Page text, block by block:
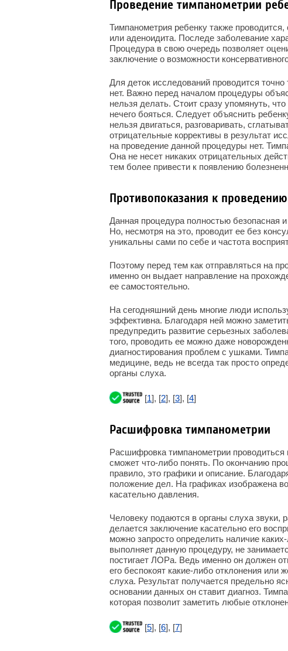
Проведение тимпанометрии
Тимпанометрия ребенку также
или аденоидита. Последе заболевание
Процедура в свою очередь позволяет
заключение о возможности
Для деток исследований проводится
нет. Важно перед началом процедуры
нельзя делать. Стоит сразу упомянуть,
нечего бояться. Следует объяснить
нельзя двигаться, разговаривать,
отрицательные коррективы в результат
на проведение данной процедуры нет.
Она не несет никаких отрицательных
тем более привести к появлению
Противопоказания к
Данная процедура полностью безопасная
Но, несмотря на это, проводит ее без
уникальны сами по себе и частота
Поэтому перед тем как отправляться на
именно он выдает направление на
ее самостоятельно.
На сегодняшний день многие люди
эффективна. Благодаря ней можно
предупредить развитие серьезных
того, проводить ее можно даже
диагностирования проблем с ушками.
медицине, ведь не всегда так просто
органы слуха.
[1], [2], [3], [4]
Расшифровка тимпанометрии
Расшифровка тимпанометрии
сможет что-либо понять. По окончанию
правило, это графики и описание.
положение дел. На графиках изображена
касательно давления.
Человеку подаются в органы слуха звуки,
делается заключение касательно его
можно запросто определить наличие
выполняет данную процедуру, не
постигает ЛОРа. Ведь именно он должен
его беспокоят какие-либо отклонения или
слуха. Результат получается предельно
основании данных он ставит диагноз.
которая позволит заметить любые
[5], [6], [7]